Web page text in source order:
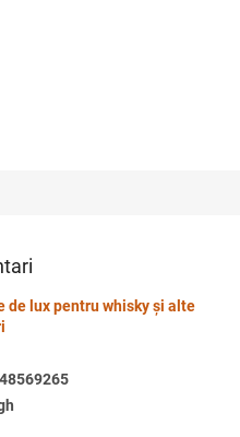
de lux pentru whisky și alte